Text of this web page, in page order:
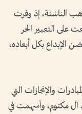
الناشئة، إذ وفرت
على التعبير الحر
الإبداع بكل أبعاده،
والإنجازات التي
مكتوم، وأسهمت في